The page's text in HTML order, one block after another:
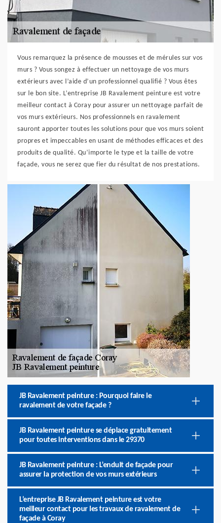
Vous remarquez la présence de mousses et de mérules sur vos
murs ? Vous songez à effectuer un nettoyage de vos murs
extérieurs avec l’aide d’un professionnel qualifié ? Vous êtes
sur le bon site. L’entreprise JB Ravalement peinture est votre
meilleur contact à Coray pour assurer un nettoyage parfait de
vos murs extérieurs. Nos professionnels en ravalement
sauront apporter toutes les solutions pour que vos murs soient
propres et impeccables en usant de méthodes efficaces et des
produits de qualité. Qu’importe le type et la taille de votre
façade, vous ne serez que fier du résultat de nos prestations.
JB Ravalement peinture : Pourquoi faire le
ravalement de votre façade ?
JB Ravalement peinture se déplace gratuitement
pour toutes interventions dans le 29370
JB Ravalement peinture : L’enduit de façade pour
assurer la protection de vos murs extérieurs
L’entreprise JB Ravalement peinture est votre
meilleur contact pour les travaux de ravalement de
façade à Coray